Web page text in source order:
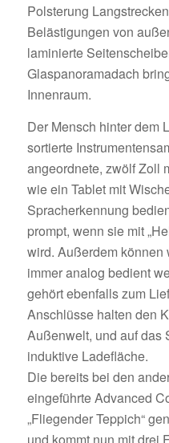
Polsterung
Belästigungen von
laminierte
Glaspanoramadach
Innenraum.
Der Mensch hinter dem
sortierte
angeordnete, zwölf Zoll
wie ein Tablet mit
Spracherkennung
prompt, wenn sie mit
wird. Außerdem können
immer analog bedient
gehört ebenfalls zum
Anschlüsse halten den
Außenwelt, und auf das
induktive Ladefläche.
Die bereits bei den
eingeführte Advanced
„Fliegender Teppich“
und kommt nun mit drei